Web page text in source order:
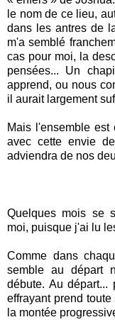
le nom de ce lieu,
dans les antres de
m'a semblé
cas pour moi, la
pensées... Un
apprend, ou nous
il aurait largement
Mais l'ensemble est
avec cette envie
adviendra de nos
Quelques mois se
moi, puisque j'ai lu
Comme dans
semble au départ
débute. Au
effrayant prend
la montée